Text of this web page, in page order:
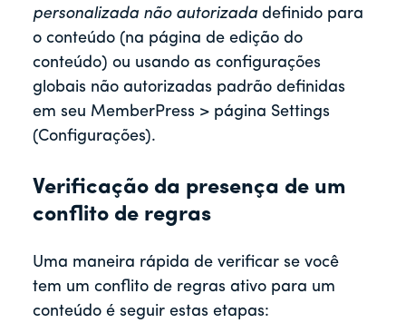
personalizada não autorizada definido para
o conteúdo (na página de edição do
conteúdo) ou usando as configurações
globais não autorizadas padrão definidas
em seu MemberPress > página Settings
(Configurações).
Verificação da presença de um
conflito de regras
Uma maneira rápida de verificar se você
tem um conflito de regras ativo para um
conteúdo é seguir estas etapas: